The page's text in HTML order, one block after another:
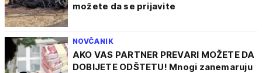
možete da se prijavite
NOVČANIK
AKO VAS PARTNER PREVARI MOŽETE DA
DOBIJETE ODŠTETU! Mnogi zanemaruju